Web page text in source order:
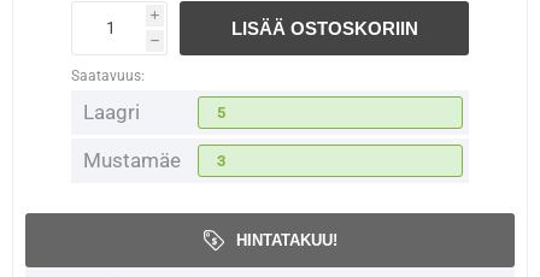
i
h
LISÄÄ OSTOSKORIIN
Saatavuus:
Laagri 5
Mustamäe 3
HINTATAKUU!